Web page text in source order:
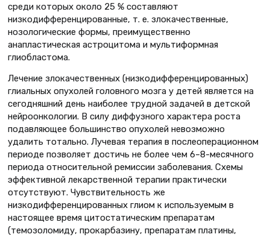
среди которых около 25 % составляют
низкодифференцированные, т. е. злокачественные,
нозологические формы, преимущественно
анапластическая астроцитома и мультиформная
глиобластома.
Лечение злокачественных (низкодифференцированных)
глиальных опухолей головного мозга у детей является на
сегодняшний день наиболее трудной задачей в детской
нейроонкологии. В силу диффузного характера роста
подавляющее большинство опухолей невозможно
удалить тотально. Лучевая терапия в послеоперационном
периоде позволяет достичь не более чем 6–8-месячного
периода относительной ремиссии заболевания. Схемы
эффективной лекарственной терапии практически
отсутствуют. Чувствительность же
низкодифференцированных глиом к используемым в
настоящее время цитостатическим препаратам
(темозоломиду, прокарбазину, препаратам платины,